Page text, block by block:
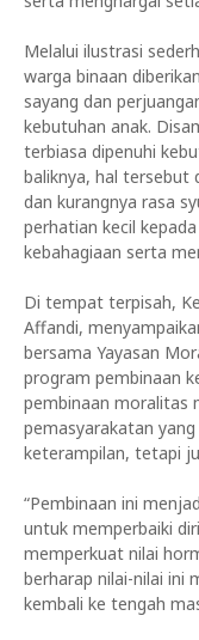
Melalui ilustrasi
warga binaan
sayang dan
kebutuhan anak.
terbiasa dipenuhi
baliknya, hal tersebut
dan kurangnya rasa
perhatian kecil
kebahagiaan serta
Di tempat terpisah,
Affandi,
bersama Yayasan
program pembinaan
pembinaan moralitas
pemasyarakatan
keterampilan, tetapi
“Pembinaan ini
untuk memperbaiki
memperkuat nilai
berharap nilai-nilai ini
kembali ke tengah